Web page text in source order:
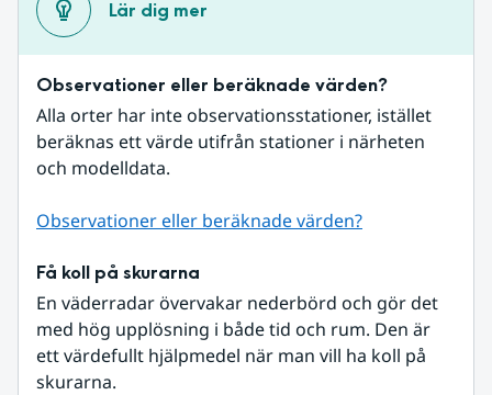
Lär dig mer
Observationer eller beräknade värden?
Alla orter har inte observationsstationer, istället
beräknas ett värde utifrån stationer i närheten
och modelldata.
Observationer eller beräknade värden?
Få koll på skurarna
En väderradar övervakar nederbörd och gör det
med hög upplösning i både tid och rum. Den är
ett värdefullt hjälpmedel när man vill ha koll på
skurarna.